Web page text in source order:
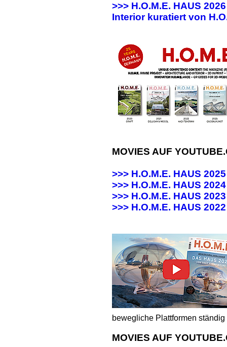
>>> H.O.M.E. HAUS
Interior kuratiert von
MOVIES AUF
>>> H.O.M.E. HAUS
>>> H.O.M.E. HAUS
>>> H.O.M.E. HAUS
>>> H.O.M.E. HAUS
bewegliche Plattformen
MOVIES AUF